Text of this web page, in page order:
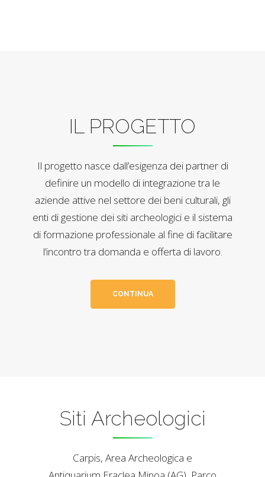
IL PROGETTO
Il progetto nasce dall’esigenza dei partner di
definire un modello di integrazione tra le
aziende attive nel settore dei beni culturali, gli
enti di gestione dei siti archeologici e il sistema
di formazione professionale al fine di facilitare
l’incontro tra domanda e offerta di lavoro.
CONTINUA
Siti Archeologici
Carpis, Area Archeologica e